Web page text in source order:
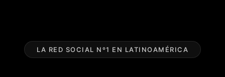
LA RED SOCIAL Nº1 EN LATINOAMÉRICA